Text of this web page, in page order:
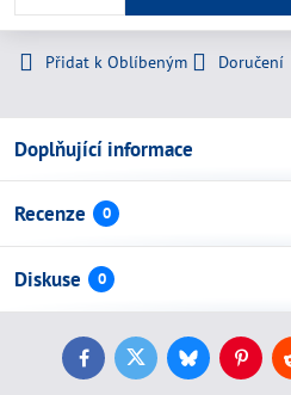
Přidat k Oblíbeným Doručení
Doplňující informace
Recenze 0
Diskuse 0
FacebookTwitterBluesky